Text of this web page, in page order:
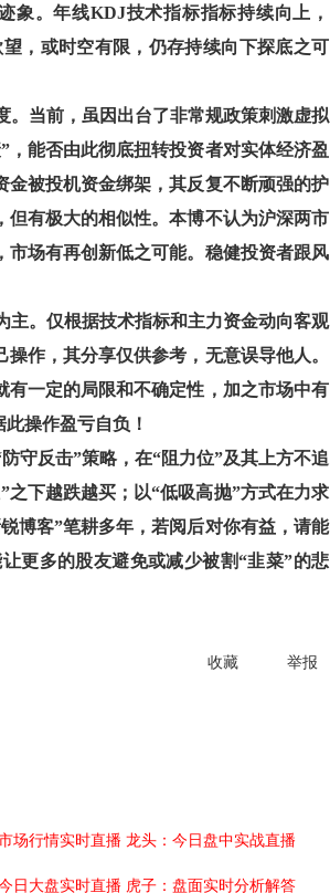
象。年线KDJ技术指标指标持续向上，
，或时空有限，仍存持续向下探底之可
。当前，虽因出台了非常规政策刺激虚拟
能否由此彻底扭转投资者对实体经济盈
被投机资金绑架，其反复不断顽强的护
有极大的相似性。本博不认为沪深两市
场有再创新低之可能。稳健投资者跟风
主。仅根据技术指标和主力资金动向客观
作，其分享仅供参考，无意误导他人。
一定的局限和不确定性，加之市场中有
操作盈亏自负！
守反击”策略，在“阻力位”及其上方不追
下越跌越买；以“低吸高抛”方式在力求
博客”笔耕多年，若阅后对你有益，请能
更多的股友避免或减少被割“韭菜”的悲
收藏 举报
场行情实时直播 龙头：今日盘中实战直播
日大盘实时直播 虎子：盘面实时分析解答